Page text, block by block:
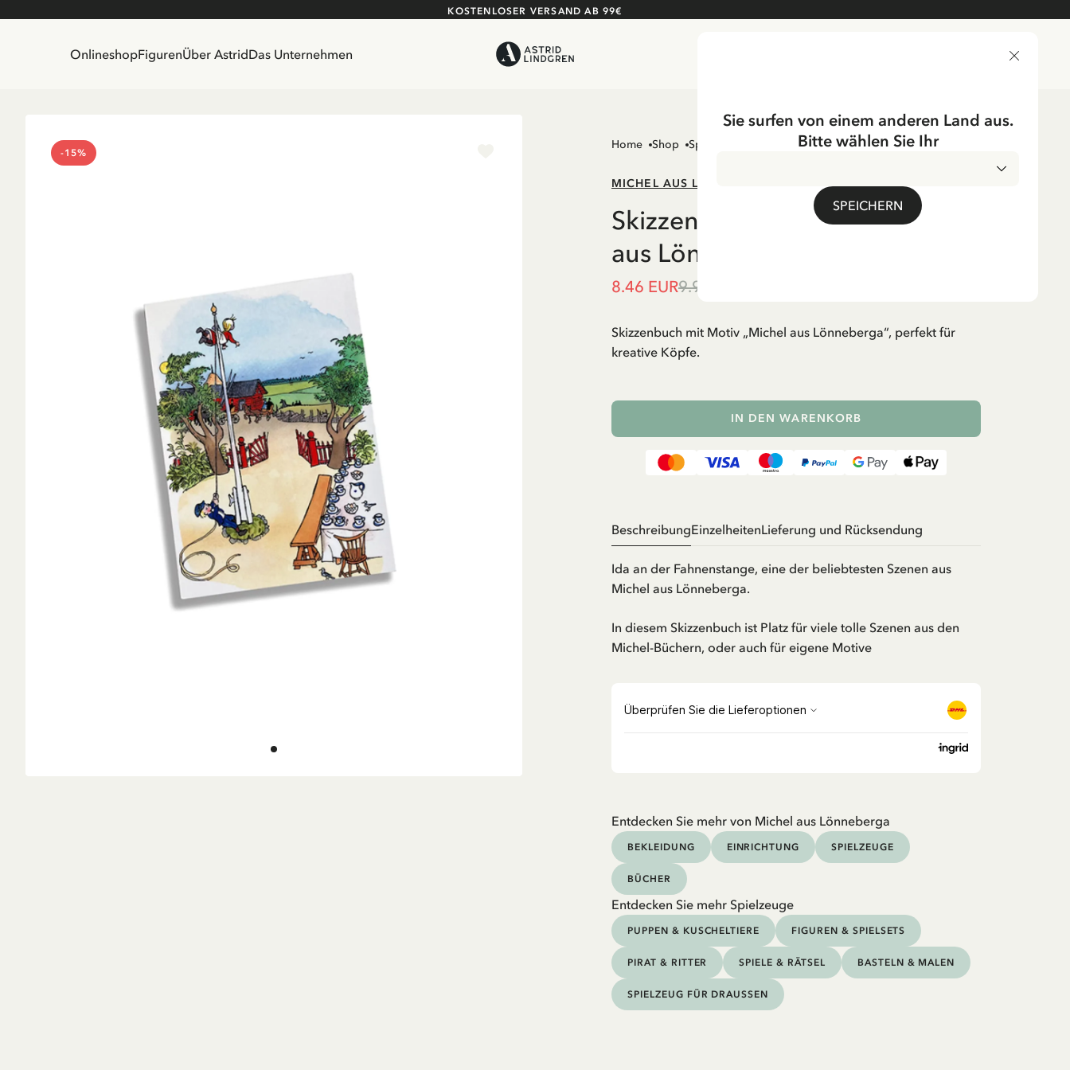
KOSTENLOSER VERSAND AB 99€
OnlineshopFigurenÜber AstridDas Unternehmen
-15%
Home Shop Spielzeuge Basteln & Malen
MICHEL AUS LÖNNEBERGA
Skizzenbuch DIN A6, „Michel
aus Lönneberga“
8.46 EUR9.95 EUR
Skizzenbuch mit Motiv „Michel aus Lönneberga“, perfekt für
kreative Köpfe.
IN DEN WARENKORB
BeschreibungEinzelheitenLieferung und Rücksendung
Ida an der Fahnenstange, eine der beliebtesten Szenen aus
Michel aus Lönneberga.
In diesem Skizzenbuch ist Platz für viele tolle Szenen aus den
Michel-Büchern, oder auch für eigene Motive
Entdecken Sie mehr von Michel aus Lönneberga
BEKLEIDUNG EINRICHTUNG SPIELZEUGE
BÜCHER
Entdecken Sie mehr Spielzeuge
PUPPEN & KUSCHELTIERE FIGUREN & SPIELSETS
PIRAT & RITTER SPIELE & RÄTSEL BASTELN & MALEN
SPIELZEUG FÜR DRAUSSEN
Sie surfen von einem anderen Land aus.
Bitte wählen Sie Ihr
SPEICHERN